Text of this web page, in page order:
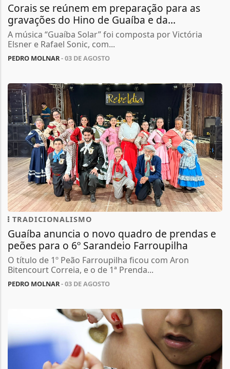
Corais se reúnem em preparação para as
gravações do Hino de Guaíba e da...
A música “Guaíba Solar” foi composta por Victória
Elsner e Rafael Sonic, com...
PEDRO MOLNAR- 03 DE AGOSTO
TRADICIONALISMO
Guaíba anuncia o novo quadro de prendas e
peões para o 6º Sarandeio Farroupilha
O título de 1º Peão Farroupilha ficou com Aron
Bitencourt Correia, e o de 1ª Prenda...
PEDRO MOLNAR- 03 DE AGOSTO